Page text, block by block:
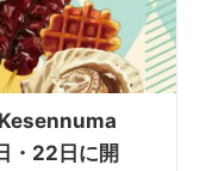
22日に開